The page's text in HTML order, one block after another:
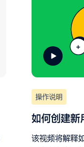
操作说明
如何创建新
该视频将解释